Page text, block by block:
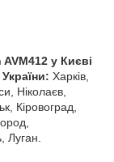
у Києві
Харків,
Ніколаєв,
Кіровоград,
Луган.